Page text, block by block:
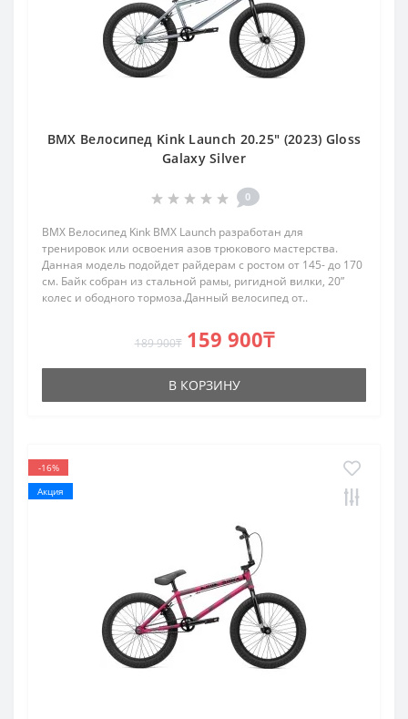
BMX Велосипед Kink Launch 20.25" (2023) Gloss
Galaxy Silver
0
BMX Велосипед Kink BMX Launch разработан для
тренировок или освоения азов трюкового мастерства.
Данная модель подойдет райдерам с ростом от 145- до 170
см. Байк собран из стальной рамы, ригидной вилки, 20”
колес и ободного тормоза.Данный велосипед от..
189 900₸ 159 900₸
В КОРЗИНУ
-16%
Акция